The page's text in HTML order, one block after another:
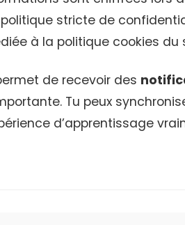
stricte de
à la politique cookies du
de recevoir des
Tu peux
d’apprentissage